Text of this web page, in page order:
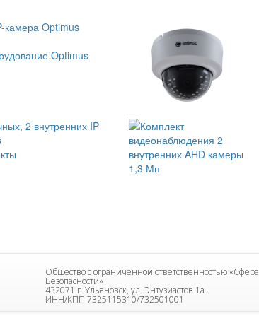
камера Optimus
Optimus
2 внутренних IP
Общество с ограниченной ответственностью «Сфера
Безопасности»
432071 г. Ульяновск, ул. Энтузиастов 1а.
ИНН/КПП 7325115310/732501001